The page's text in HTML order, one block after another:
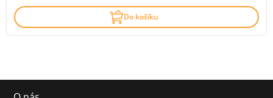
Do košíku